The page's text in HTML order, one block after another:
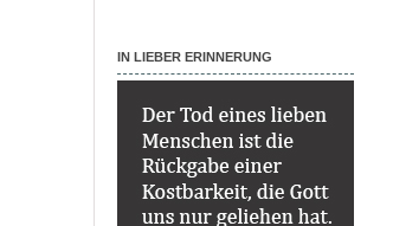
IN LIEBER ERINNERUNG